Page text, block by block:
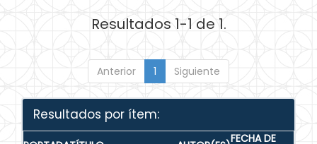
Resultados 1-1 de 1.
Anterior 1 Siguiente
Resultados por ítem:
FECHA DE